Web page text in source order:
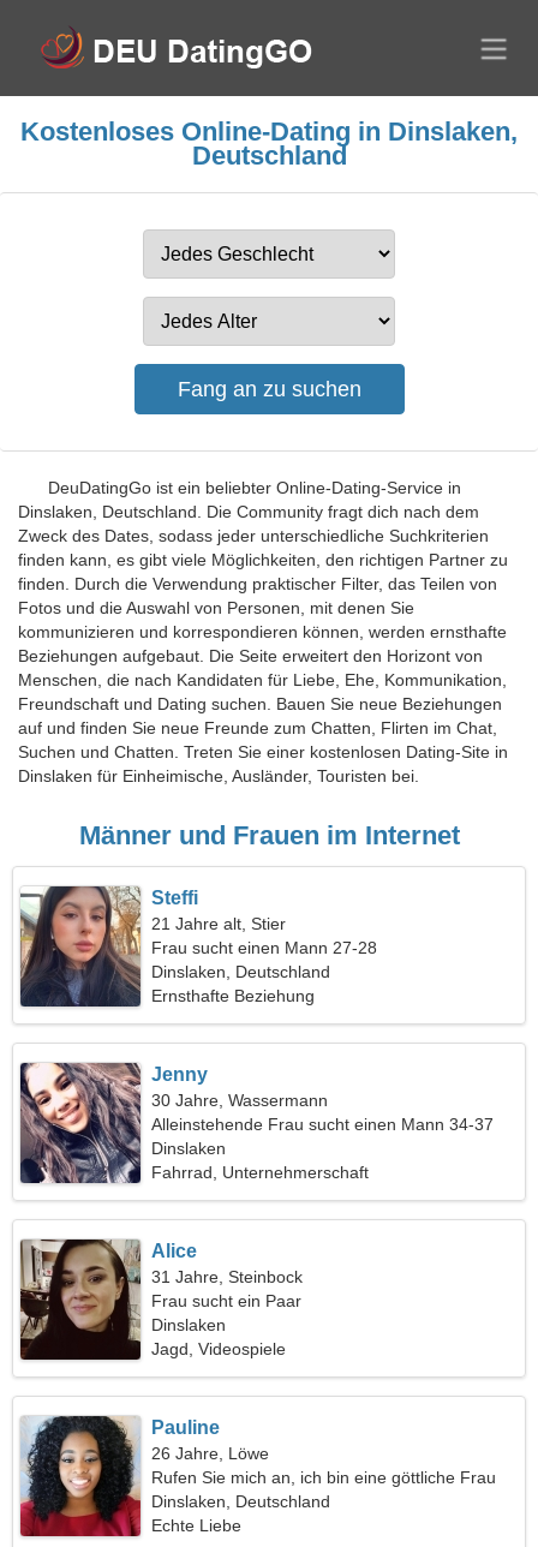
Kostenloses Online-Dating in Dinslaken,
Deutschland
DeuDatingGo ist ein beliebter Online-Dating-Service in
Dinslaken, Deutschland. Die Community fragt dich nach dem
Zweck des Dates, sodass jeder unterschiedliche Suchkriterien
finden kann, es gibt viele Möglichkeiten, den richtigen Partner zu
finden. Durch die Verwendung praktischer Filter, das Teilen von
Fotos und die Auswahl von Personen, mit denen Sie
kommunizieren und korrespondieren können, werden ernsthafte
Beziehungen aufgebaut. Die Seite erweitert den Horizont von
Menschen, die nach Kandidaten für Liebe, Ehe, Kommunikation,
Freundschaft und Dating suchen. Bauen Sie neue Beziehungen
auf und finden Sie neue Freunde zum Chatten, Flirten im Chat,
Suchen und Chatten. Treten Sie einer kostenlosen Dating-Site in
Dinslaken für Einheimische, Ausländer, Touristen bei.
Männer und Frauen im Internet
Steffi
21 Jahre alt, Stier
Frau sucht einen Mann 27-28
Dinslaken, Deutschland
Ernsthafte Beziehung
Jenny
30 Jahre, Wassermann
Alleinstehende Frau sucht einen Mann 34-37
Dinslaken
Fahrrad, Unternehmerschaft
Alice
31 Jahre, Steinbock
Frau sucht ein Paar
Dinslaken
Jagd, Videospiele
Pauline
26 Jahre, Löwe
Rufen Sie mich an, ich bin eine göttliche Frau
Dinslaken, Deutschland
Echte Liebe